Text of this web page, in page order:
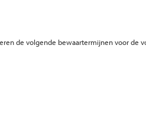
de volgende bewaartermijnen voor de